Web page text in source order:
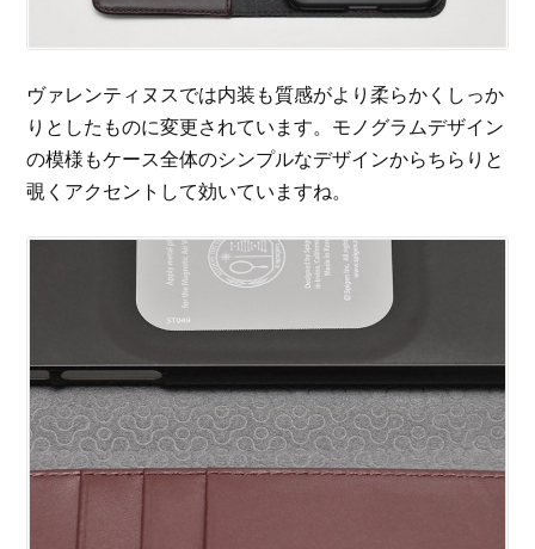
ヴァレンティヌスでは内装も質感がより柔らかくしっか
りとしたものに変更されています。モノグラムデザイン
の模様もケース全体のシンプルなデザインからちらりと
覗くアクセントして効いていますね。